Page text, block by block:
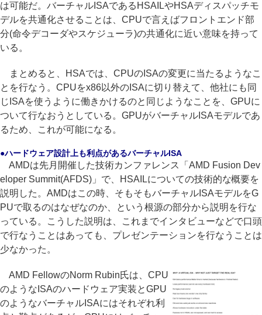
は可能だ。バーチャルISAであるHSAILやHSAディスパッチモ
デルを共通化させることは、CPUで言えばフロントエンド部
分(命令デコーダやスケジューラ)の共通化に近い意味を持って
いる。
まとめると、HSAでは、CPUのISAの変更に当たるようなこ
とを行なう。CPUをx86以外のISAに切り替えて、他社にも同
じISAを使うように働きかけるのと同じようなことを、GPUに
ついて行なおうとしている。GPUがバーチャルISAモデルであ
るため、これが可能になる。
●ハードウェア設計上も利点があるバーチャルISA
AMDは先月開催した技術カンファレンス「AMD Fusion Dev
eloper Summit(AFDS)」で、HSAILについての技術的な概要を
説明した。AMDはこの時、そもそもバーチャルISAモデルをG
PUで取るのはなぜなのか、という根源の部分から説明を行な
っている。こうした説明は、これまでインタビューなどで口頭
で行なうことはあっても、プレゼンテーションを行なうことは
少なかった。
AMD FellowのNorm Rubin氏は、CPU
のようなISAのハードウェア実装とGPU
のようなバーチャルISAにはそれぞれ利